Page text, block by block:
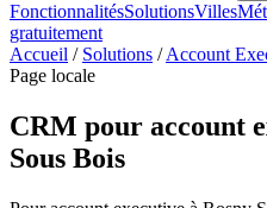
FonctionnalitésSolutionsVilles
gratuitement
Accueil / Solutions /Account
Page locale
CRM pour account
Sous Bois